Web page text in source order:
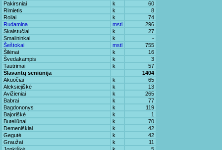
Pakirsniai
k
60
Rimietis
k
8
Roliai
k
74
Rudamina
mstl
296
Skaistučiai
k
27
Smalininkai
k
-
Šeštokai
mstl
755
Šilėnai
k
16
Švedakampis
k
3
Tautrimai
k
57
Šlavantų seniūnija
1404
Akuočiai
k
65
Aleksiejiškė
k
13
Avižieniai
k
265
Babrai
k
77
Bagdononys
k
119
Bajoriškė
k
1
Buteliūnai
k
70
Demeniškiai
k
42
Gegutė
k
42
Graužai
k
11